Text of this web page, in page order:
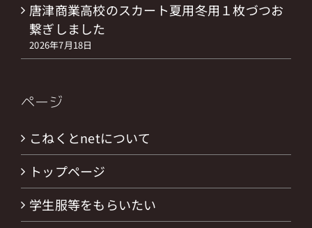
唐津商業高校のスカート夏用冬用１枚づつお
繋ぎしました
2026年7月18日
ページ
こねくとnetについて
トップページ
学生服等をもらいたい